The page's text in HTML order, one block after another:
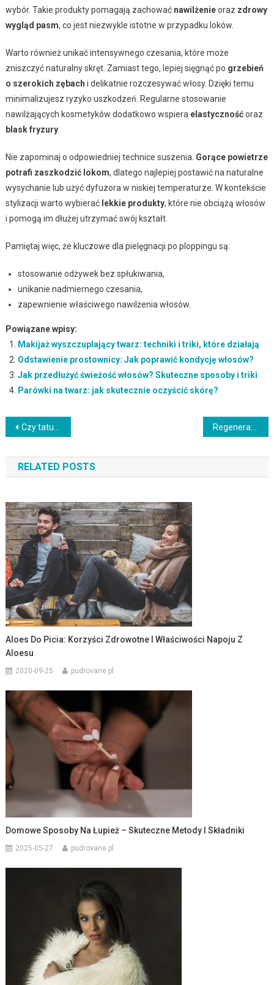
wybór. Takie produkty pomagają zachować nawilżenieoraz zdrowy
wygląd pasm, co jest niezwykle istotne w przypadku loków.
Warto również unikać intensywnego czesania, które może
zniszczyć naturalny skręt. Zamiast tego, lepiej sięgnąć po grzebień
o szerokich zębach i delikatnie rozczesywać włosy. Dzięki temu
minimalizujesz ryzyko uszkodzeń. Regularne stosowanie
nawilżających kosmetyków dodatkowo wspiera elastycznośćoraz
blask fryzury.
Nie zapominaj o odpowiedniej technice suszenia. Gorące powietrze
potrafi zaszkodzić lokom, dlatego najlepiej postawić na naturalne
wysychanie lub użyć dyfuzora w niskiej temperaturze. W kontekście
stylizacji warto wybierać lekkie produkty, które nie obciążą włosów
i pomogą im dłużej utrzymać swój kształt.
Pamiętaj więc, że kluczowe dla pielęgnacji po ploppingu są:
stosowanie odżywek bez spłukiwania,
unikanie nadmiernego czesania,
zapewnienie właściwego nawilżenia włosów.
Powiązane wpisy:
Makijaż wyszczuplający twarz: techniki i triki, które działają
Odstawienie prostownicy: Jak poprawić kondycję włosów?
Jak przedłużyć świeżość włosów? Skuteczne sposoby i triki
Parówki na twarz: jak skutecznie oczyścić skórę?
Nawigacja
wpisu
Czy tatuaż podczas przeziębienia to dobry pomysł? Sprawdź ryzyko!
RELATED POSTS
Aloes Do Picia: Korzyści Zdrowotne I Właściwości Napoju Z
Aloesu
2020-09-25 pudrovane.pl
Domowe Sposoby Na Łupież – Skuteczne Metody I Składniki
2025-05-27 pudrovane.pl